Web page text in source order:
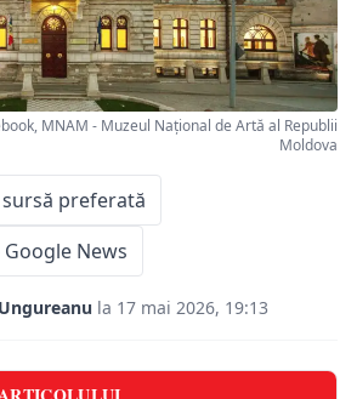
MNAM - Muzeul Național de Artă al Republii
Moldova
preferată
News
la 17 mai 2026, 19:13